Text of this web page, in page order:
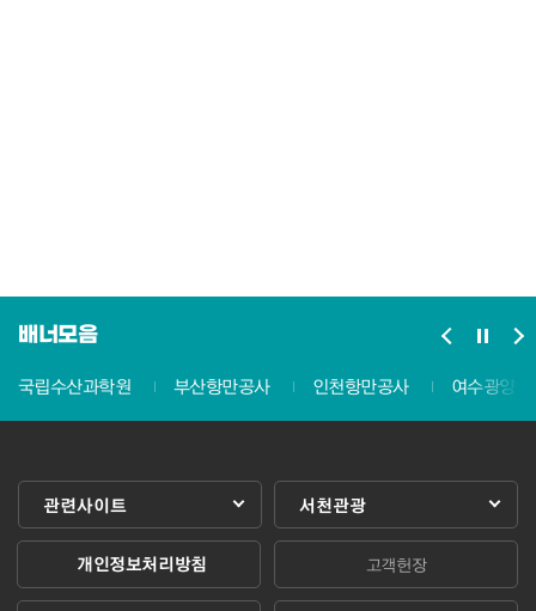
배너모음
국립수산과학원
부산항만공사 인천항만공사 여수광양
개인정보처리방침 고객헌장
관련사이트 서천관광